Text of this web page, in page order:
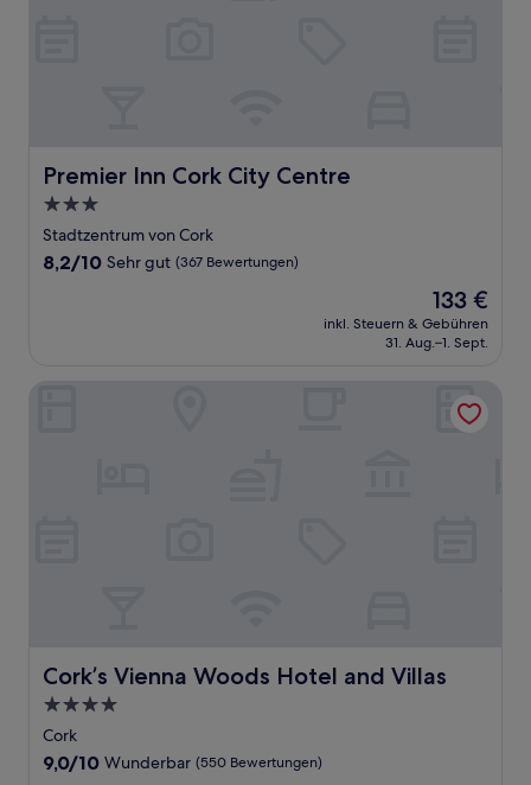
Premier Inn Cork City Centre
Premier Inn Cork City Centre
3.0-
Sterne-
Unterkunft
Stadtzentrum von Cork
8.2
Bewertungen)
8,2/10 Sehr gut (367 Bewertungen)
Der
Preis
beträgt
133 €
inkl. Steuern & Gebühren
31. Aug.–1. Sept.
Cork’s Vienna Woods Hotel and Villas
Cork’s Vienna Woods Hotel and Villas
4.0-
Sterne-
Unterkunft
Cork
9.0
9,0/10 Wunderbar (550 Bewertungen)